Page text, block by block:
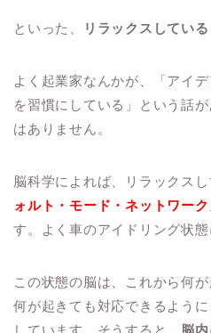
といった、 リラックスしている
よく起業家なんかが、「アイ
を習慣にしている」という話
はありません。
脳科学によれば、リラックスし
ォルト・モード・ネットワーク
す。よく車のアイドリング状態
この状態の脳は、これから何
何が起きても対応できるよう